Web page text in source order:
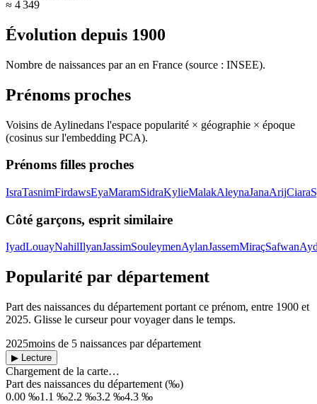
≈ 4 349
Évolution depuis 1900
Nombre de naissances par an en France (source : INSEE).
Prénoms proches
Voisins de Aylinedans l'espace popularité × géographie × époque
(cosinus sur l'embedding PCA).
Prénoms filles proches
IsraTasnimFirdawsEyaMaramSidraKylieMalakAleynaJanaArijCiara
Côté garçons, esprit similaire
IyadLouayNahilIlyanJassimSouleymenAylanJassemMiraçSafwan
Popularité par département
Part des naissances du département portant ce prénom, entre 1900 et
2025. Glisse le curseur pour voyager dans le temps.
2025moins de 5 naissances par département
▶ Lecture
Chargement de la carte…
Part des naissances du département (‰)
0.00 ‰1.1 ‰2.2 ‰3.2 ‰4.3 ‰